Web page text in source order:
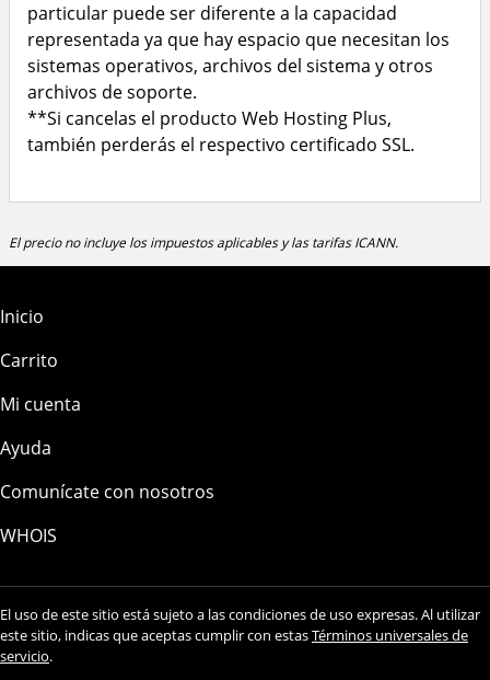
particular puede ser diferente a la capacidad
representada ya que hay espacio que necesitan los
sistemas operativos, archivos del sistema y otros
archivos de soporte.
**Si cancelas el producto Web Hosting Plus,
también perderás el respectivo certificado SSL.
El precio no incluye los impuestos aplicables y las tarifas ICANN.
Inicio
Carrito
Mi cuenta
Ayuda
Comunícate con nosotros
WHOIS
El uso de este sitio está sujeto a las condiciones de uso expresas. Al utilizar
este sitio, indicas que aceptas cumplir con estasTérminos universales de
servicio.